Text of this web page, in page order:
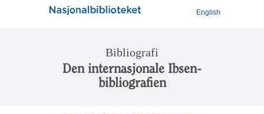
English
Bibliografi
Den internasjonale Ibsen-
bibliografien